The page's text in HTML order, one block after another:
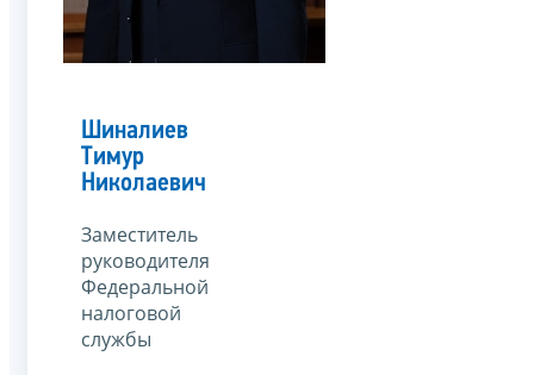
Шиналиев
Тимур
Николаевич
Заместитель
руководителя
Федеральной
налоговой
службы